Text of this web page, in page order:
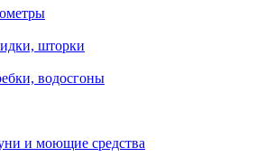
шторки
водосгоны
и моющие средства